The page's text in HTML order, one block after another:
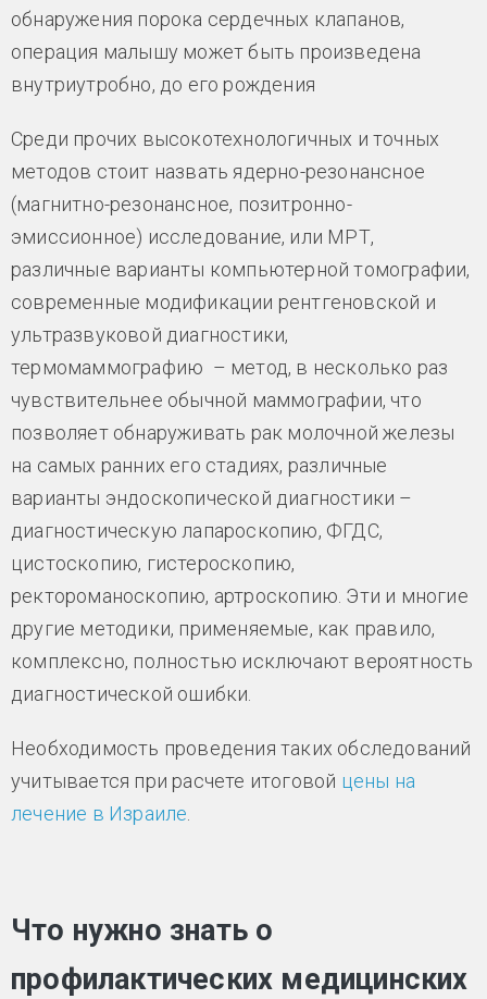
обнаружения порока сердечных клапанов,
операция малышу может быть произведена
внутриутробно, до его рождения
Среди прочих высокотехнологичных и точных
методов стоит назвать ядерно-резонансное
(магнитно-резонансное, позитронно-
эмиссионное) исследование, или МРТ,
различные варианты компьютерной томографии,
современные модификации рентгеновской и
ультразвуковой диагностики,
термомаммографию – метод, в несколько раз
чувствительнее обычной маммографии, что
позволяет обнаруживать рак молочной железы
на самых ранних его стадиях, различные
варианты эндоскопической диагностики –
диагностическую лапароскопию, ФГДС,
цистоскопию, гистероскопию,
ректороманоскопию, артроскопию. Эти и многие
другие методики, применяемые, как правило,
комплексно, полностью исключают вероятность
диагностической ошибки.
Необходимость проведения таких обследований
учитывается при расчете итоговой цены на
лечение в Израиле
Что нужно знать о
профилактических медицинских